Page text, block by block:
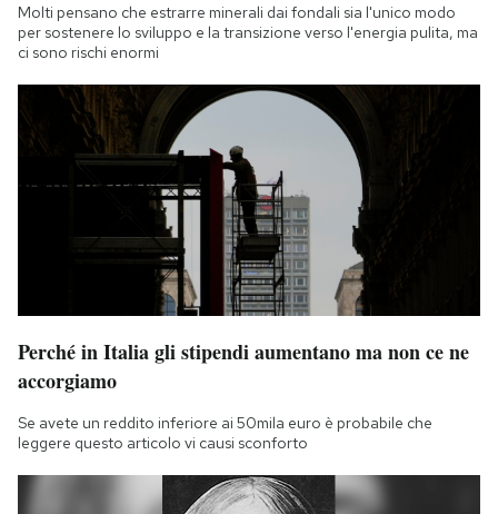
Molti pensano che estrarre minerali dai fondali sia l'unico modo
per sostenere lo sviluppo e la transizione verso l'energia pulita, ma
ci sono rischi enormi
Perché in Italia gli stipendi aumentano ma non ce ne
accorgiamo
Se avete un reddito inferiore ai 50mila euro è probabile che
leggere questo articolo vi causi sconforto